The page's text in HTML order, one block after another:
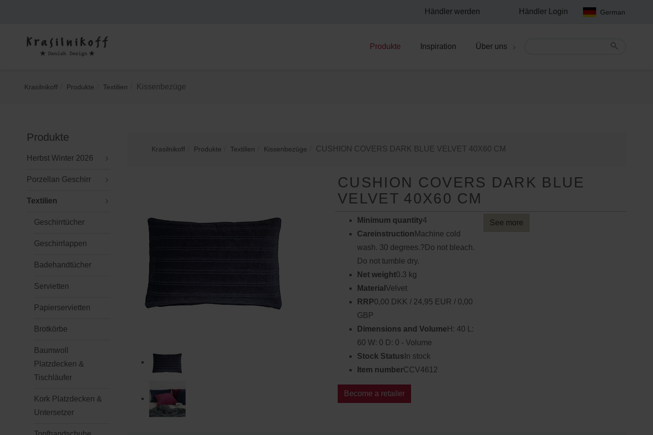
Händler werden Händler Login German
Produkte Inspiration Über uns
Krasilnikoff Produkte Textilien Kissenbezüge
Produkte
Herbst Winter 2026
Porzellan Geschirr
Textilien
Geschirrtücher
Geschirrlappen
Badehandtücher
Servietten
Papierservietten
Brotkörbe
Baumwoll
Platzdecken &
Tischläufer
Kork Platzdecken &
Untersetzer
Krasilnikoff Produkte Textilien Kissenbezüge CUSHION COVERS DARK BLUE VELVET 40X60 CM
CUSHION COVERS DARK BLUE
VELVET 40X60 CM
Minimum quantity4
Careinstruction Machine cold
wash. 30 degrees.?Do not bleach.
Do not tumble dry.
Net weight0.3 kg
MaterialVelvet
RRP0,00 DKK / 24,95 EUR / 0,00
GBP
Dimensions and Volume H: 40 L:
60 W: 0 D: 0 - Volume
Stock Status In stock
Item numberCCV4612
See more
Become a retailer